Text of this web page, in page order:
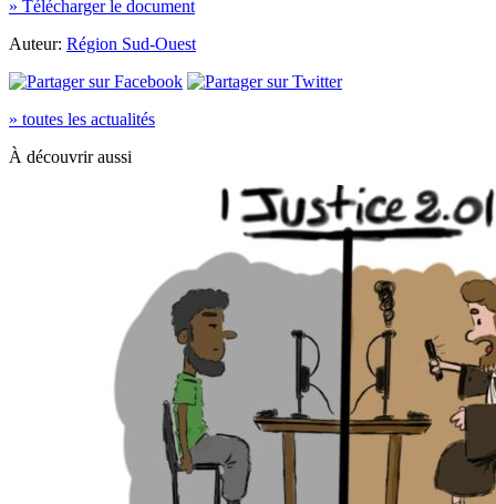
» Télécharger le document
Auteur: Région Sud-Ouest
» toutes les actualités
À découvrir aussi